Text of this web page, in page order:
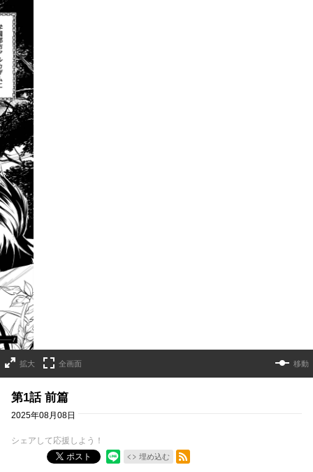
拡大 全画面 移動
第1話 前篇
2025年08月08日
シェアして応援しよう！
ポスト
埋め込む
RSSフィード